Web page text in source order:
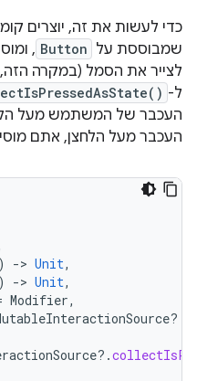
כדי לעשות את זה, יוצרים
שמבוססת על Button
,
לצייר את הסמל (במקרה
ל-
העכבר של המשתמש מעל
העכבר מעל הלחצן, אתם
-> Unit,
-> Unit,
Modifier,
?.